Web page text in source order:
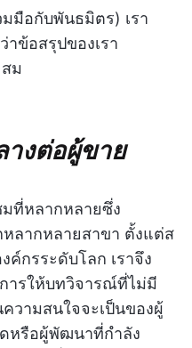
มือกับพันธมิตร) เรา
าข้อสรุปของเรา
ม
งต่อผู้ขาย
มที่หลากหลายซึ่ง
ลากหลายสาขา ตั้งแต่ส
ค์กรระดับโลก เราจึง
ารให้บทวิจารณ์ที่ไม่มี
วามสนใจจะเป็นของผู้
หรือผู้พัฒนาที่กำลัง